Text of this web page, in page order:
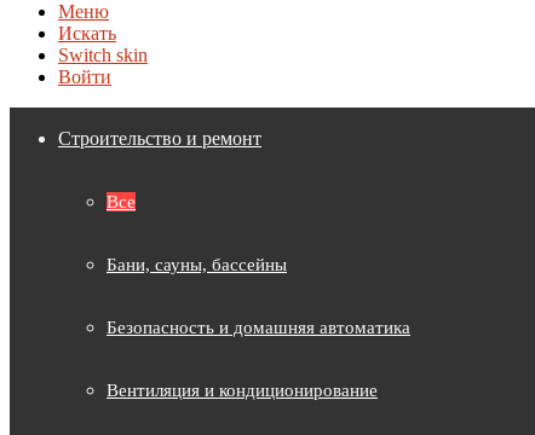
Меню
Искать
Switch skin
Войти
Строительство и ремонт
Все
Бани, сауны, бассейны
Безопасность и домашняя автоматика
Вентиляция и кондиционирование